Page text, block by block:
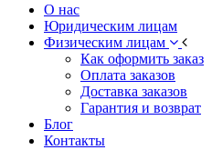
О нас
Юридическим лицам
Физическим лицам
Как оформить заказ
Оплата заказов
Доставка заказов
Гарантия и возврат
Блог
Контакты